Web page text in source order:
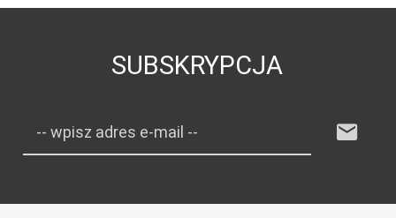
SUBSKRYPCJA
-- wpisz adres e-mail --